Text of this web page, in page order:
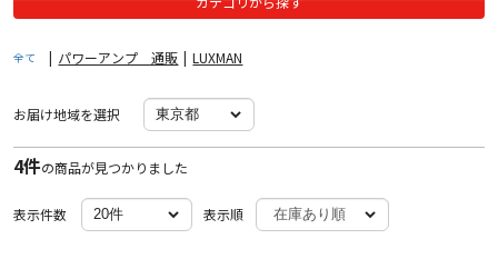
全て | パワーアンプ 通販 | LUXMAN
お届け地域を選択
4件の商品が見つかりました
表示件数 表示順